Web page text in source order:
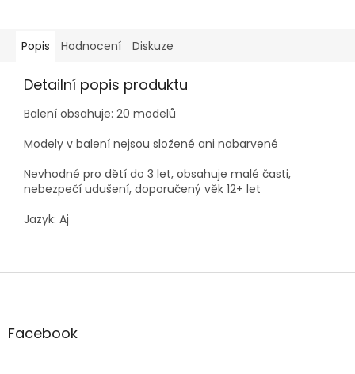
Popis Hodnocení Diskuze
Detailní popis produktu
Balení obsahuje: 20 modelů
Modely v balení nejsou složené ani nabarvené
Nevhodné pro dětí do 3 let, obsahuje malé časti,
nebezpečí udušení, doporučený věk 12+ let
Jazyk: Aj
Z
aFacebook